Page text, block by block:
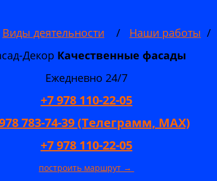
Виды деятельности / Наши работы /
Декор Качественные фасады
Ежедневно 24/7
+7 978 110-22-05
783-74-39 (Телеграмм, MAX)
+7 978 110-22-05
построить маршрут →